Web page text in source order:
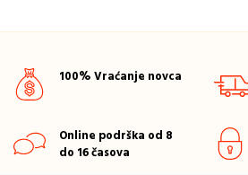
100% Vraćanje novca
Online podrška od 8
do 16 časova